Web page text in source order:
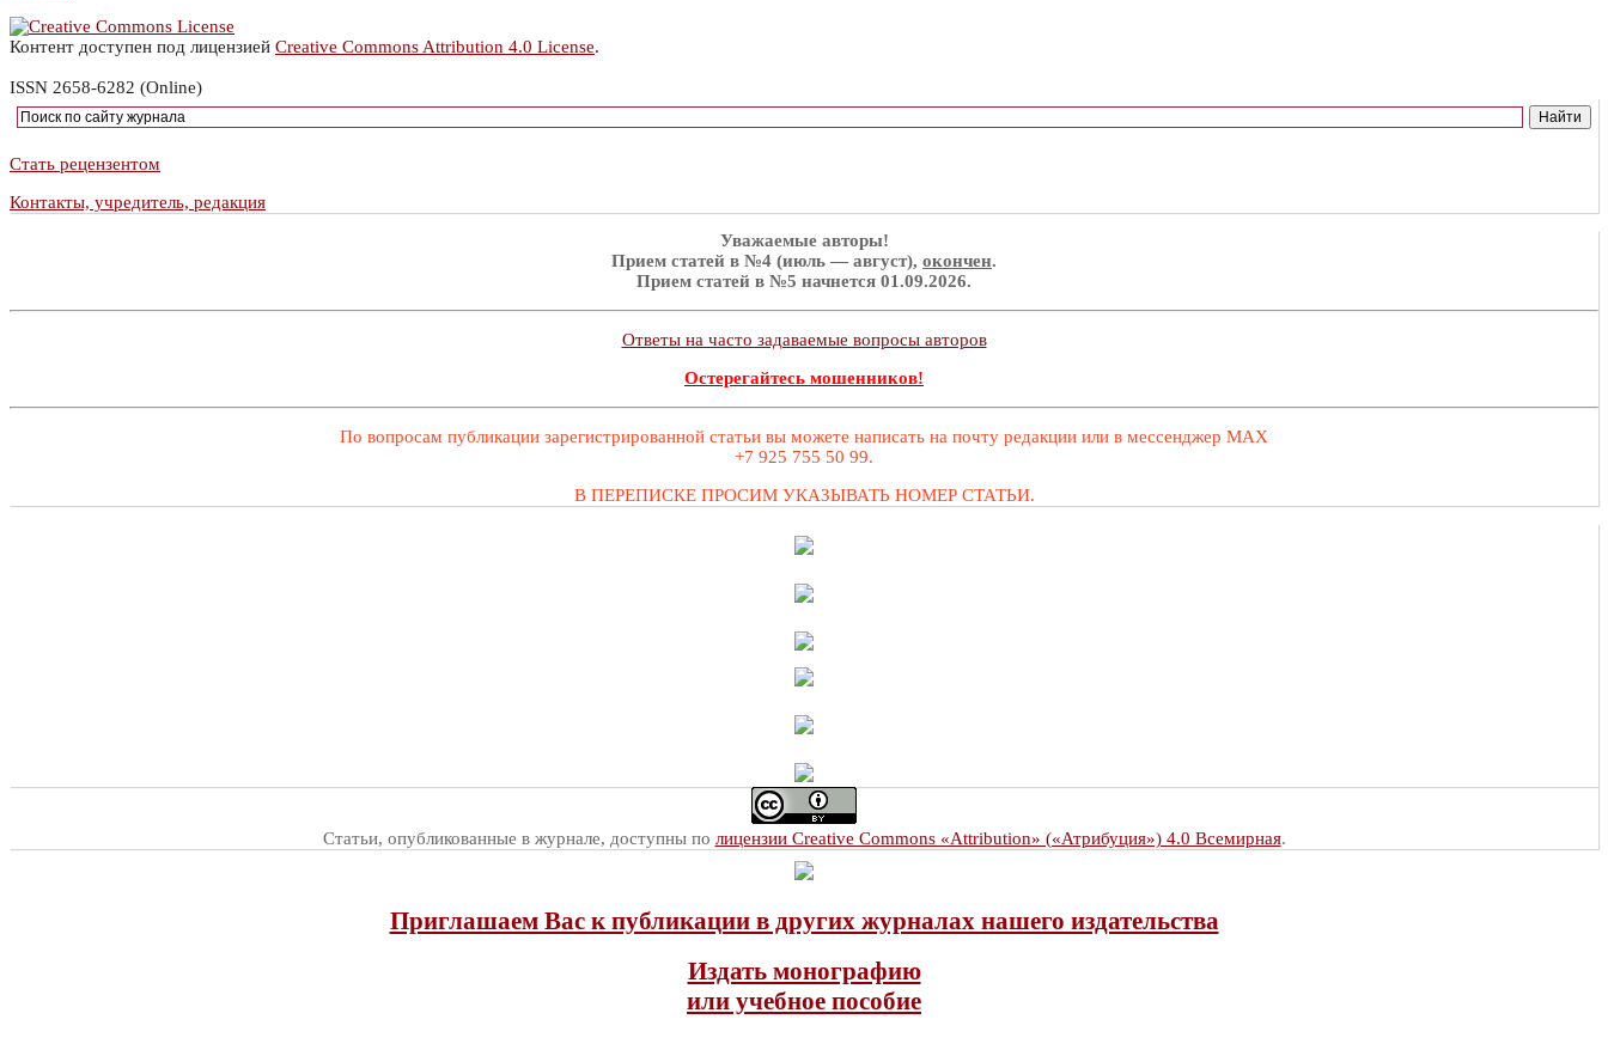
Контент доступен под лицензией Creative Commons Attribution 4.0 License.
ISSN 2658-6282 (Online)
Стать рецензентом
Контакты, учредитель, редакция
Уважаемые авторы!
Прием статей в №4 (июль — август), окончен.
Прием статей в №5 начнется 01.09.2026.
Ответы на часто задаваемые вопросы авторов
Остерегайтесь мошенников!
По вопросам публикации зарегистрированной статьи вы можете написать на почту редакции или в мессенджер MAX
+7 925 755 50 99.
В ПЕРЕПИСКЕ ПРОСИМ УКАЗЫВАТЬ НОМЕР СТАТЬИ.
Статьи, опубликованные в журнале, доступны по лицензии Creative Commons «Attribution» («Атрибуция») 4.0 Всемирная.
Приглашаем Вас к публикации в других журналах нашего издательства
Издать монографию
или учебное пособие